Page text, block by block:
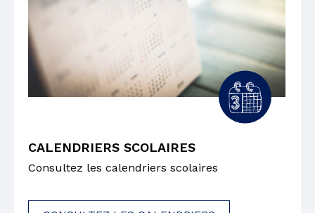
CALENDRIERS SCOLAIRES
Consultez les calendriers scolaires